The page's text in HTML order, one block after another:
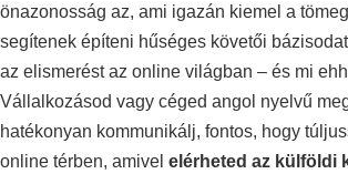
önazonosság az, ami igazán kiemel a
segítenek építeni hűséges követői
az elismerést az online világban – és mi
Vállalkozásod vagy céged angol nyelvű
hatékonyan kommunikálj, fontos, hogy
online térben, amivel elérheted az külföldi